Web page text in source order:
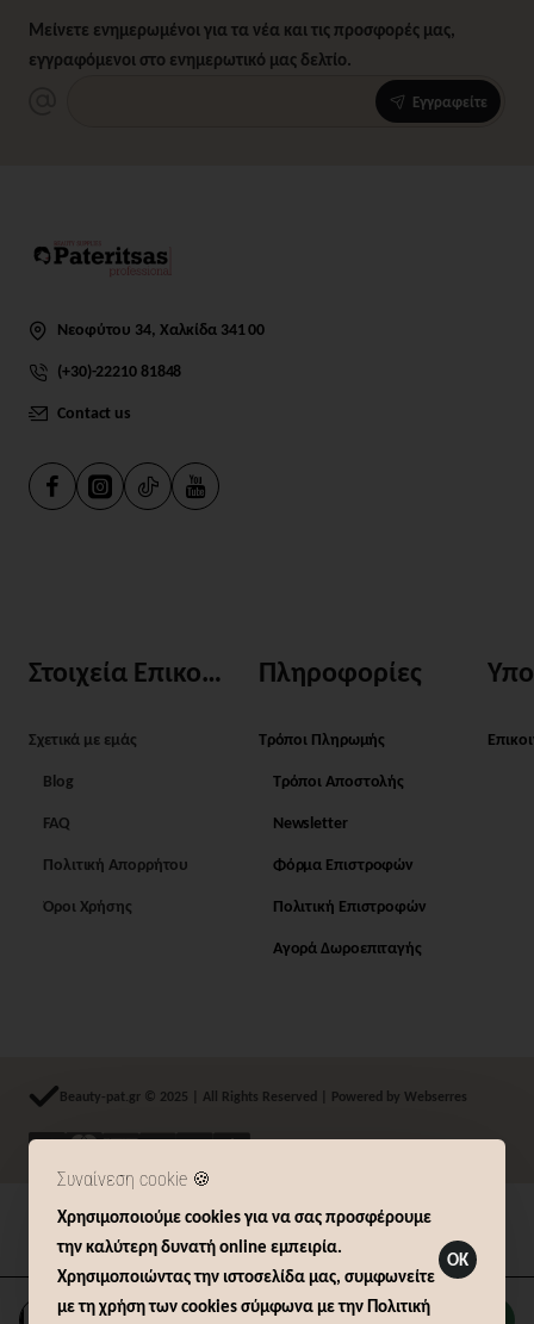
Συναίνεση cookie 🍪
Χρησιμοποιούμε cookies για να σας προσφέρουμε
την καλύτερη δυνατή online εμπειρία.
Χρησιμοποιώντας την ιστοσελίδα μας, συμφωνείτε
με τη χρήση των cookies σύμφωνα με την Πολιτική
OK
Μείνετε ενημερωμένοι για τα νέα και τις προσφορές μας,
εγγραφόμενοι στο ενημερωτικό μας δελτίο.
Εγγραφείτε
Νεοφύτου 34, Χαλκίδα 341 00
(+30)-22210 81848
Contact us
Στοιχεία Επικοινωνίας
Σχετικά με εμάς
Blog
FAQ
Πολιτική Απορρήτου
Όροι Χρήσης
Πληροφορίες
Τρόποι Πληρωμής
Τρόποι Αποστολής
Newsletter
Φόρμα Επιστροφών
Πολιτική Επιστροφών
Αγορά Δωροεπιταγής
Beauty-pat.gr © 2025 | All Rights Reserved | Powered by Webserres
Δήλωση Υπαναχώρησης (14 ημερών)